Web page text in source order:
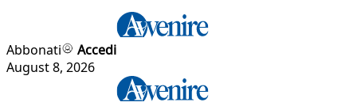
Abbonati
Accedi
August 8, 2026